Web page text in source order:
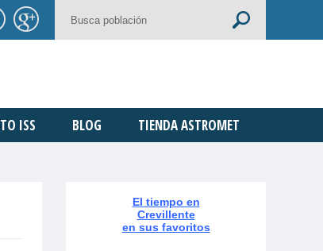
ISS BLOG TIENDA ASTROMET
El tiempo en
Crevillente
en sus favoritos